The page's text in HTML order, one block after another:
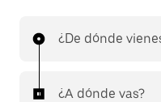
¿De dónde
¿A dónde vas?